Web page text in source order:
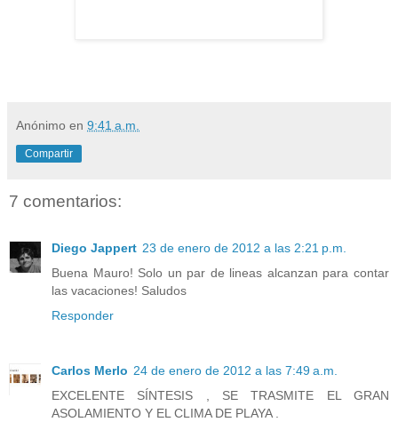
Anónimo en 9:41 a.m.
Compartir
7 comentarios:
Diego Jappert 23 de enero de 2012 a las 2:21 p.m.
Buena Mauro! Solo un par de lineas alcanzan para contar
las vacaciones! Saludos
Responder
Carlos Merlo 24 de enero de 2012 a las 7:49 a.m.
EXCELENTE SÍNTESIS , SE TRASMITE EL GRAN
ASOLAMIENTO Y EL CLIMA DE PLAYA .